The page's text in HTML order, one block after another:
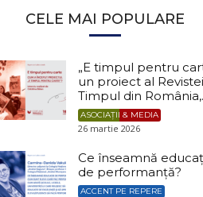
CELE MAI POPULARE
„E timpul pentru
un proiect al Revistei
Timpul din
ASOCIAȚII & MEDIA
26 martie 2026
Ce înseamnă
de performanță?
ACCENT PE REPERE